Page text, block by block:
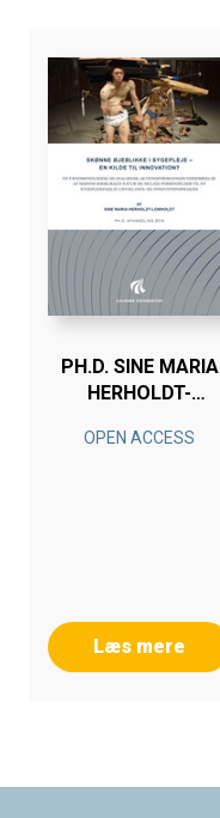
PH.D. SINE MARIA
HERHOLDT-
OPEN ACCESS
Læs mere